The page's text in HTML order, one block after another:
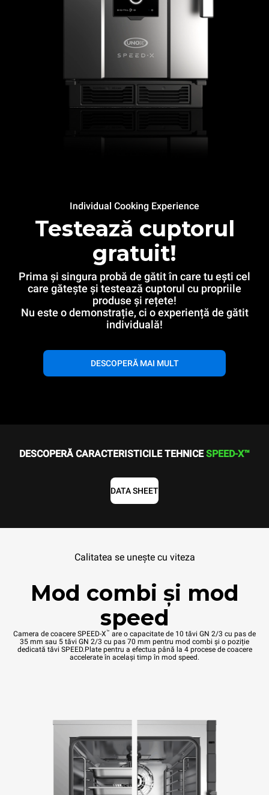
Individual Cooking Experience
Testează cuptorul
gratuit!
Prima și singura probă de gătit în care tu ești cel
care gătește și testează cuptorul cu propriile
produse și rețete!
Nu este o demonstrație, ci o experiență de gătit
individuală!
DESCOPERĂ MAI MULT
DESCOPERĂ CARACTERISTICILE TEHNICESPEED-X™
DATA SHEET
Calitatea se unește cu viteza
Mod combi și mod
speed
Camera de coacere SPEED-X™ are o capacitate de 10 tăvi GN 2/3 cu pas de
35 mm sau 5 tăvi GN 2/3 cu pas 70 mm pentru mod combi și o poziție
dedicată tăvi SPEED.Plate pentru a efectua până la 4 procese de coacere
accelerate în același timp în mod speed.